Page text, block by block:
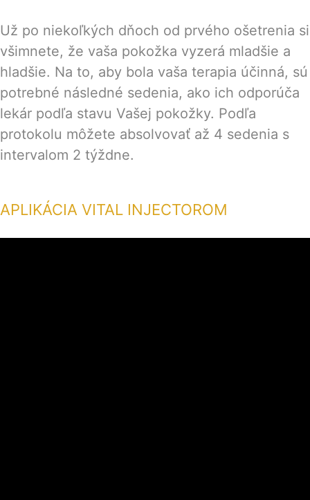
Už po niekoľkých dňoch od prvého ošetrenia si
všimnete, že vaša pokožka vyzerá mladšie a
hladšie. Na to, aby bola vaša terapia účinná, sú
potrebné následné sedenia, ako ich odporúča
lekár podľa stavu Vašej pokožky. Podľa
protokolu môžete absolvovať až 4 sedenia s
intervalom 2 týždne.
APLIKÁCIA VITAL INJECTOROM